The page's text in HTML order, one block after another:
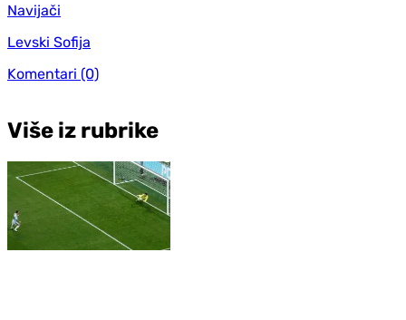
Navijači
Levski Sofija
Komentari (0)
Više iz rubrike